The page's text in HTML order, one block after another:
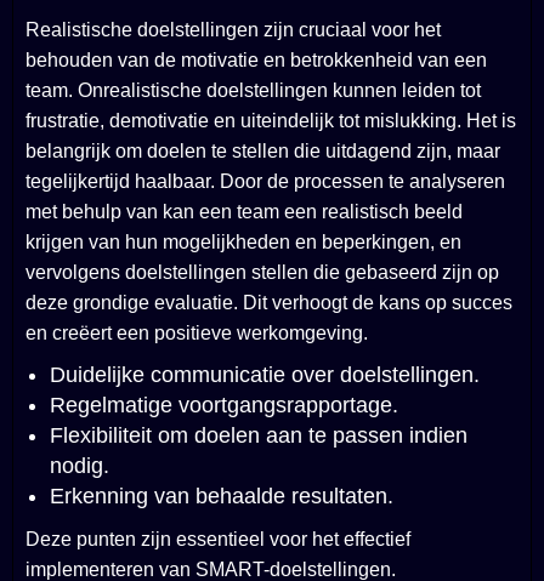
Realistische doelstellingen zijn cruciaal voor het
behouden van de motivatie en betrokkenheid van een
team. Onrealistische doelstellingen kunnen leiden tot
frustratie, demotivatie en uiteindelijk tot mislukking. Het is
belangrijk om doelen te stellen die uitdagend zijn, maar
tegelijkertijd haalbaar. Door de processen te analyseren
met behulp van kan een team een realistisch beeld
krijgen van hun mogelijkheden en beperkingen, en
vervolgens doelstellingen stellen die gebaseerd zijn op
deze grondige evaluatie. Dit verhoogt de kans op succes
en creëert een positieve werkomgeving.
Duidelijke communicatie over doelstellingen.
Regelmatige voortgangsrapportage.
Flexibiliteit om doelen aan te passen indien
nodig.
Erkenning van behaalde resultaten.
Deze punten zijn essentieel voor het effectief
implementeren van SMART-doelstellingen.